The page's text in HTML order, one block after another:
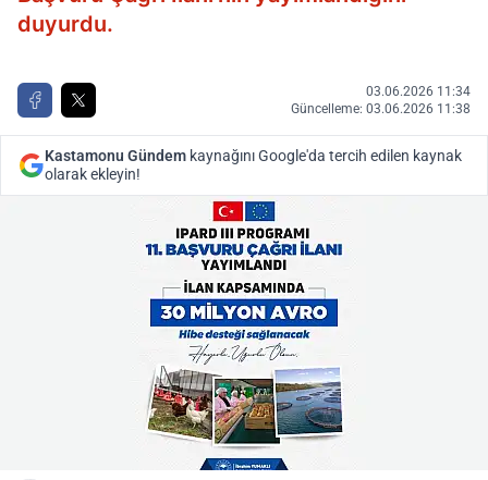
duyurdu.
03.06.2026 11:34
Güncelleme: 03.06.2026 11:38
Kastamonu Gündem kaynağını Google'da tercih edilen kaynak
olarak ekleyin!